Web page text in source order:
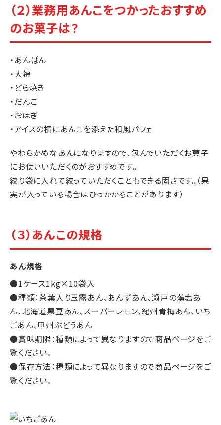
（２）業務用あんこをつかったおすすめ
のお菓子は？
・あんぱん
・大福
・どら焼き
・だんご
・おはぎ
・アイスの横にあんこを添えた和風パフェ
やわらかめなあんになりますので、包んでいただくお菓子
にお使いいただくのがおすすめです。
絞り袋に入れて絞っていただくこともできる固さです。（果
実が入っている場合はひっかかることがあります）
（３）あんこの規格
あん規格
●1ケース1kg×10袋入
●種類：茶葉入り玉露あん、あんずあん、瀬戸の藻塩あ
ん、北海道黒豆あん、スーパーレモン、紀州青梅あん、いち
ごあん、甲州ぶどうあん
●賞味期限：種類によって異なりますので商品ページをご
覧ください。
●保存方法：種類によって異なりますので商品ページをご
覧ください。